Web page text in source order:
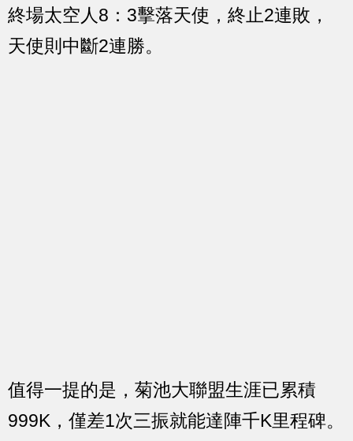
終場太空人8：3擊落天使，終止2連敗，
天使則中斷2連勝。
值得一提的是，菊池大聯盟生涯已累積
999K，僅差1次三振就能達陣千K里程碑。